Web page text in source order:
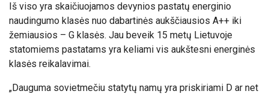
Iš viso yra skaičiuojamos devynios pastatų energinio
naudingumo klasės nuo dabartinės aukščiausios A++ iki
žemiausios – G klasės. Jau beveik 15 metų Lietuvoje
statomiems pastatams yra keliami vis aukštesni energinės
klasės reikalavimai.
„Dauguma sovietmečiu statytų namų yra priskiriami D ar net